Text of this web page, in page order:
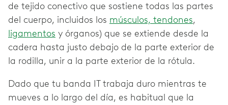
de tejido conectivo que sostiene todas las partes
del cuerpo, incluidos los músculos, tendones,
ligamentos y órganos) que se extiende desde la
cadera hasta justo debajo de la parte exterior de
la rodilla, unir a la parte exterior de la rótula.
Dado que tu banda IT trabaja duro mientras te
mueves a lo largo del día, es habitual que la